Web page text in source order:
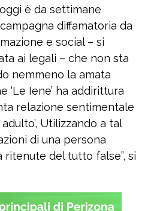
è da settimane
diffamatoria da
e social – si
ai legali – che non sta
nemmeno la amata
‘Le Iene’ ha addirittura
relazione sentimentale
Utilizzando a tal
di una persona
ritenute del tutto false”, si